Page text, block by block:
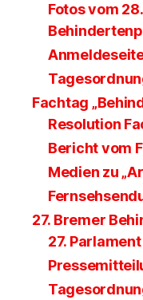
Fotos vom
Fachtag
Resolution
Bericht vom
Medien zu
27. Bremer
27.